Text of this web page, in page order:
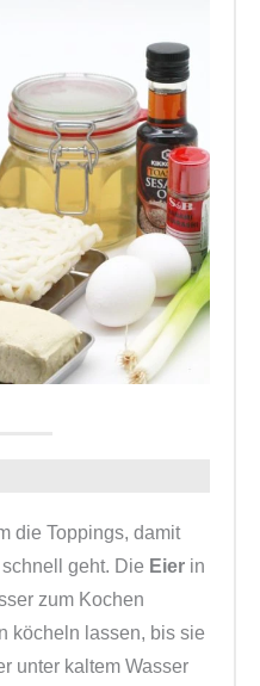
die Toppings, damit
geht. Die Eier in
zum Kochen
köcheln lassen, bis sie
unter kaltem Wasser